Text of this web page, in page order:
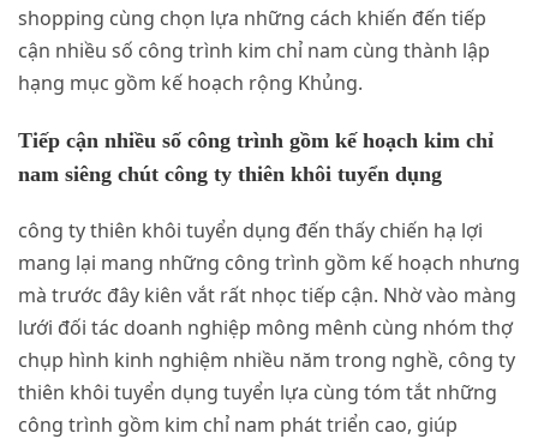
shopping cùng chọn lựa những cách khiến đến tiếp
cận nhiều số công trình kim chỉ nam cùng thành lập
hạng mục gồm kế hoạch rộng Khủng.
Tiếp cận nhiều số công trình gồm kế hoạch kim chỉ
nam siêng chút công ty thiên khôi tuyển dụng
công ty thiên khôi tuyển dụng đến thấy chiến hạ lợi
mang lại mang những công trình gồm kế hoạch nhưng
mà trước đây kiên vắt rất nhọc tiếp cận. Nhờ vào màng
lưới đối tác doanh nghiệp mông mênh cùng nhóm thợ
chụp hình kinh nghiệm nhiều năm trong nghề, công ty
thiên khôi tuyển dụng tuyển lựa cùng tóm tắt những
công trình gồm kim chỉ nam phát triển cao, giúp